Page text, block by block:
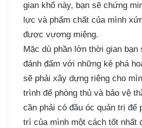
gian khổ này, bạn sẽ chứng
lực và phẩm chất của mình
được vương miệng.
Mặc dù phần lớn thời gian bạn
đánh đấm với những kẻ phá
sẽ phải xây dựng riêng cho
trình để phòng thủ và bảo vệ
cần phải có đầu óc quản trị để
trì của mình một cách tốt nhất